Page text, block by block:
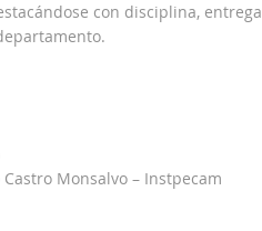
con disciplina, entrega
Monsalvo – Instpecam
Jiménez, nuevo Contralor